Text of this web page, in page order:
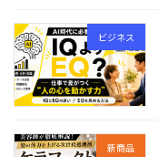
ビジネス
新商品